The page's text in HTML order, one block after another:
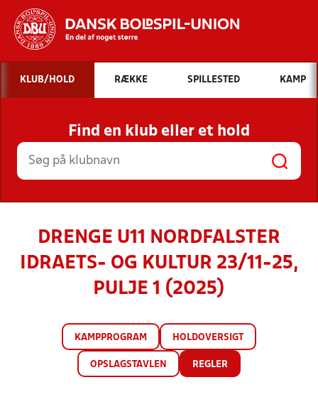
Hvad vil du søge efter?
INDHOLD OG NYHEDER
STILLINGER, RESULTATER, KLUBBER OG
HOLD
KLUB/HOLD RÆKKE SPILLESTED KAMP
Find en klub eller et hold
DRENGE U11 NORDFALSTER
IDRAETS- OG KULTUR 23/11-25,
PULJE 1 (2025)
KAMPPROGRAM HOLDOVERSIGT
OPSLAGSTAVLEN REGLER